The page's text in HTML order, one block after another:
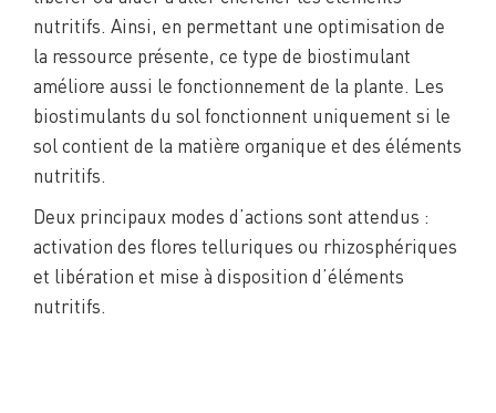
nutritifs. Ainsi, en permettant une optimisation de
la ressource présente, ce type de biostimulant
améliore aussi le fonctionnement de la plante. Les
biostimulants du sol fonctionnent uniquement si le
sol contient de la matière organique et des éléments
nutritifs.
Deux principaux modes d’actions sont attendus :
activation des flores telluriques ou rhizosphériques
et libération et mise à disposition d’éléments
nutritifs.